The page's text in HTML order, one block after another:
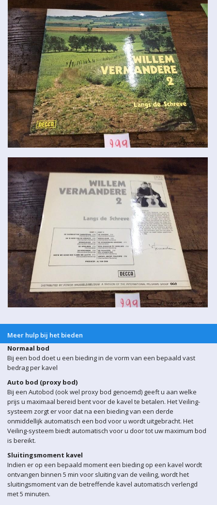
Meer hulp bij het bieden
Normaal bod
Bij een bod doet u een bieding in de vorm van een bepaald vast
bedrag per kavel
Auto bod (proxy bod)
Bij een Autobod (ook wel proxy bod genoemd) geeft u aan welke
prijs u maximaal bereid bent voor de kavel te betalen. Het Veiling-
systeem zorgt er voor dat na een bieding van een derde
onmiddellijk automatisch een bod voor u wordt uitgebracht. Het
Veiling-systeem biedt automatisch voor u door tot uw maximum bod
is bereikt.
Sluitingsmoment kavel
Indien er op een bepaald moment een bieding op een kavel wordt
ontvangen binnen 5 min voor sluiting van de veiling, wordt het
sluitingsmoment van de betreffende kavel automatisch verlengd
met 5 minuten.